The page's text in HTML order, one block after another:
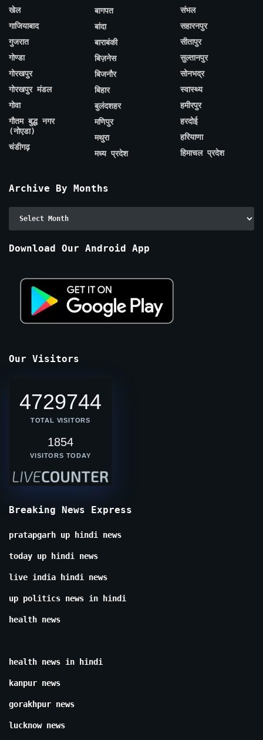
खेल
गाजियाबाद
गुजरात
गोण्डा
गोरखपुर
गोरखपुर मंडल
गोवा
गौतम बुद्ध नगर
(नोएडा)
चंडीगढ़
बागपत
बांदा
बाराबंकी
बिज़नेस
बिजनौर
बिहार
बुलंदशहर
मणिपुर
मथुरा
मध्य प्रदेश
संभल
सहारनपुर
सीतापुर
सुल्तानपुर
सोनभद्र
स्वास्थ्य
हमीरपुर
हरदोई
हरियाणा
हिमाचल प्रदेश
Archive By Months
Download Our Android App
Our Visitors
4729744
TOTAL VISITORS
1854
VISITORS TODAY
Breaking News Express
pratapgarh up hindi news
today up hindi news
live india hindi news
up politics news in hindi
health news
health news in hindi
kanpur news
gorakhpur news
lucknow news